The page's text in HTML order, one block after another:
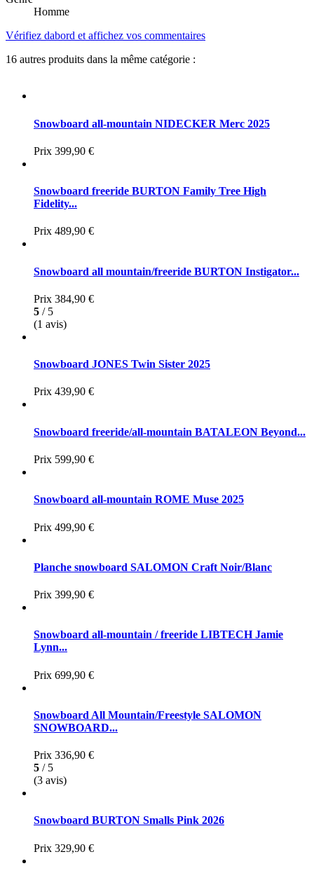
Homme
Vérifiez dabord et affichez vos commentaires
16 autres produits dans la même catégorie :
Snowboard all-mountain NIDECKER Merc 2025
Prix 399,90 €
Snowboard freeride BURTON Family Tree High
Fidelity...
Prix 489,90 €
Snowboard all mountain/freeride BURTON Instigator...
Prix 384,90 €
5 / 5
(1 avis)
Snowboard JONES Twin Sister 2025
Prix 439,90 €
Snowboard freeride/all-mountain BATALEON Beyond...
Prix 599,90 €
Snowboard all-mountain ROME Muse 2025
Prix 499,90 €
Planche snowboard SALOMON Craft Noir/Blanc
Prix 399,90 €
Snowboard all-mountain / freeride LIBTECH Jamie
Lynn...
Prix 699,90 €
Snowboard All Mountain/Freestyle SALOMON
SNOWBOARD...
Prix 336,90 €
5 / 5
(3 avis)
Snowboard BURTON Smalls Pink 2026
Prix 329,90 €